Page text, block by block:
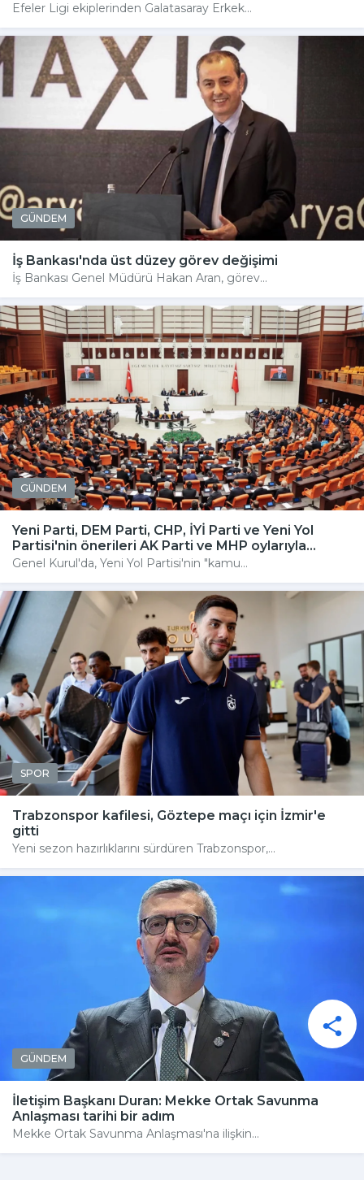
Efeler Ligi ekiplerinden Galatasaray Erkek...
GÜNDEM
İş Bankası'nda üst düzey görev değişimi
İş Bankası Genel Müdürü Hakan Aran, görev...
GÜNDEM
Yeni Parti, DEM Parti, CHP, İYİ Parti ve Yeni Yol
Partisi'nin önerileri AK Parti ve MHP oylarıyla...
Genel Kurul'da, Yeni Yol Partisi'nin "kamu...
SPOR
Trabzonspor kafilesi, Göztepe maçı için İzmir'e
gitti
Yeni sezon hazırlıklarını sürdüren Trabzonspor,...
GÜNDEM
İletişim Başkanı Duran: Mekke Ortak Savunma
Anlaşması tarihi bir adım
Mekke Ortak Savunma Anlaşması'na ilişkin...